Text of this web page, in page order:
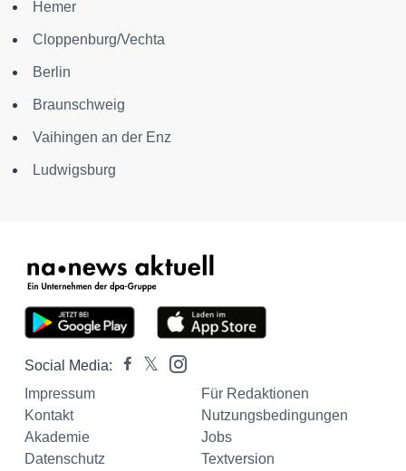
Hemer
Cloppenburg/Vechta
Berlin
Braunschweig
Vaihingen an der Enz
Ludwigsburg
Social Media:
Impressum
Für Redaktionen
Kontakt
Nutzungsbedingungen
Akademie
Jobs
Datenschutz
Textversion